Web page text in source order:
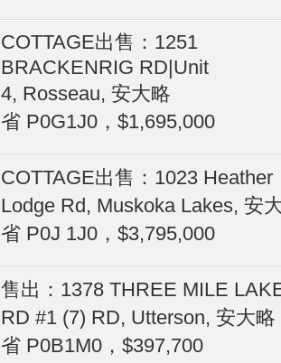
COTTAGE出售：1251
BRACKENRIG RD|Unit
4, Rosseau, 安大略
省 P0G1J0，$1,695,000
COTTAGE出售：1023 Heather
Lodge Rd, Muskoka Lakes, 安
省 P0J 1J0，$3,795,000
售出：1378 THREE MILE
RD #1 (7) RD, Utterson, 安大略
省 P0B1M0，$397,700